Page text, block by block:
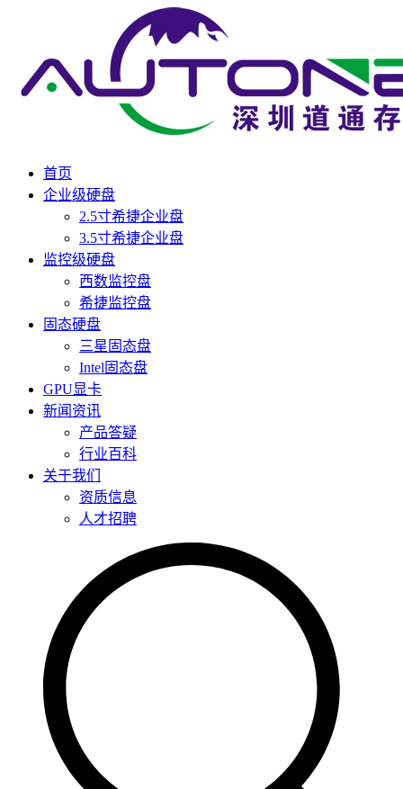
首页
企业级硬盘
2.5寸希捷企业盘
3.5寸希捷企业盘
监控级硬盘
西数监控盘
希捷监控盘
固态硬盘
三星固态盘
Intel固态盘
GPU显卡
新闻资讯
产品答疑
行业百科
关于我们
资质信息
人才招聘